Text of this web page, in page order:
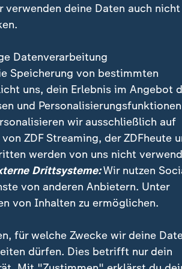
sein Kabinett bringen", so ZDF-
für die ausgetauschten
verwenden deine Daten auch nicht
Datenverarbeitung
Speicherung von bestimmten
uns, dein Erlebnis im Angebot
und Personalisierungsfunktionen
wir ausschließlich auf
ZDF Streaming, der ZDFheute
werden von uns nicht
Drittsysteme:Wir nutzen
von anderen Anbietern. Unter
von Inhalten zu ermöglichen.
für welche Zwecke wir deine
dürfen. Dies betrifft nur dein